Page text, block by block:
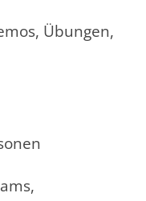
Übungen,